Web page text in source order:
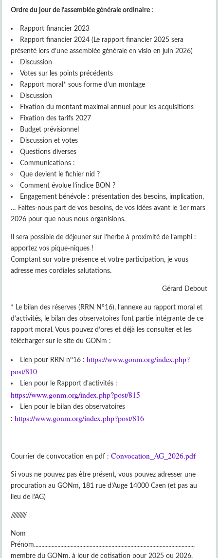
Ordre du jour de l'assemblée générale ordinaire :
Rapport financier 2023
Rapport financier 2024 (Le rapport financier 2025 sera
présenté lors d’une assemblée générale en visio en juin 2026)
Discussion
Votes sur les points précédents
Rapport moral* sous forme d’un montage
Discussion
Fixation du montant maximal annuel pour les acquisitions
Fixation des tarifs 2027
Budget prévisionnel
Discussion et votes
Questions diverses
Communications :
Que devient le fichier nid ?
Comment évolue l’indice BON ?
Engagement bénévole : présentation des besoins, implication,
… Faites-nous part de vos besoins, de vos idées avant le 1er mars
2026 pour que nous nous organisions.
Il sera possible de déjeuner sur l’herbe à proximité de l’amphi :
apportez vos pique-niques !
Comptant sur votre présence et votre participation, je vous
adresse mes cordiales salutations.
Gérard Debout
* Le bilan des réserves (RRN N°16), l’annexe au rapport moral et
d’activités, le bilan des observatoires font partie intégrante de ce
rapport moral. Vous pouvez d’ores et déjà les consulter et les
télécharger sur le site du GONm :
Lien pour RRN n°16 :https://www.gonm.org/index.php?
post/810
Lien pour le Rapport d’activités :
https://www.gonm.org/index.php?post/815
Lien pour le bilan des observatoires
:https://www.gonm.org/index.php?post/816
Courrier de convocation en pdf :Convocation_AG_2026.pdf
Si vous ne pouvez pas être présent, vous pouvez adresser une
procuration au GONm, 181 rue d’Auge 14000 Caen (et pas au
lieu de l’AG)
//////////
Nom
Prénom..............................................................................................................
membre du GONm, à jour de cotisation pour 2025 ou 2026,